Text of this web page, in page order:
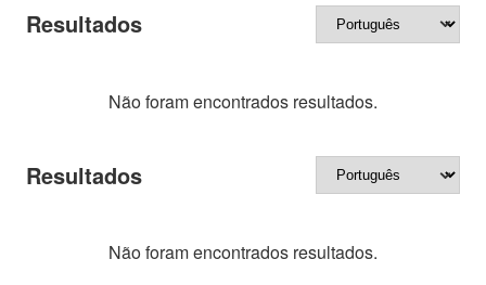
Resultados
Não foram encontrados resultados.
Resultados
Não foram encontrados resultados.